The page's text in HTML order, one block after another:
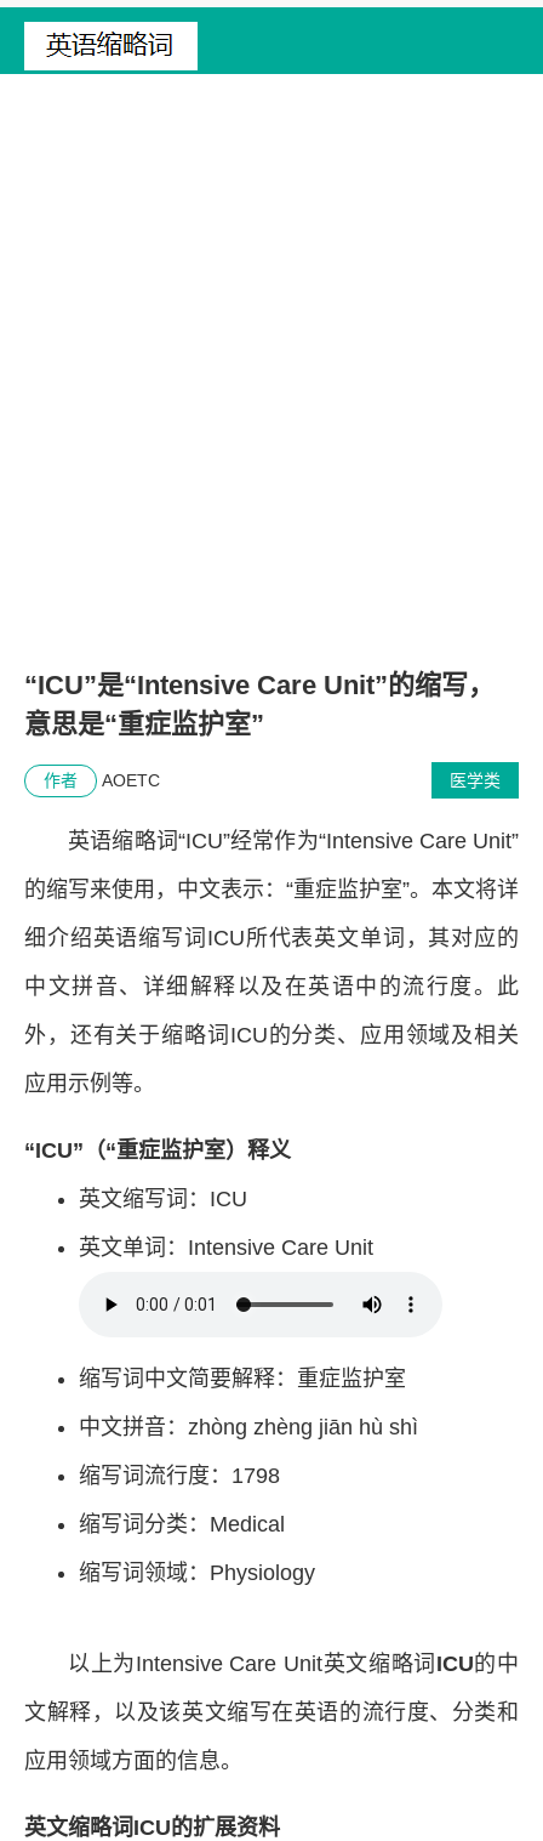
“ICU”是“Intensive Care Unit”的缩写，
意思是“重症监护室”
医学类
作者 AOETC
英语缩略词“ICU”经常作为“Intensive Care Unit”
的缩写来使用，中文表示：“重症监护室”。本文将详
细介绍英语缩写词ICU所代表英文单词，其对应的
中文拼音、详细解释以及在英语中的流行度。此
外，还有关于缩略词ICU的分类、应用领域及相关
应用示例等。
“ICU”（“重症监护室）释义
英文缩写词：ICU
英文单词：Intensive Care Unit
缩写词中文简要解释：重症监护室
中文拼音：zhòng zhèng jiān hù shì
缩写词流行度：1798
缩写词分类：Medical
缩写词领域：Physiology
以上为Intensive Care Unit英文缩略词 ICU的中
文解释，以及该英文缩写在英语的流行度、分类和
应用领域方面的信息。
英文缩略词ICU的扩展资料